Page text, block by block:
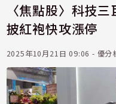
〈焦點股〉科技
披紅袍快攻漲停
2025年10月21日 09:06 - 優分